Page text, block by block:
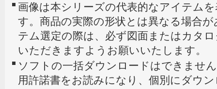
画像は本シリーズの代表的なアイテム
す。商品の実際の形状とは異なる場合
テム選定の際は、必ず図面またはカタ
いただきますようお願いいたします。
ソフトの一括ダウンロードはできませ
用許諾書をお読みになり、個別にダウ